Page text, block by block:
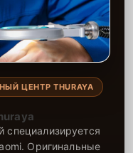
ЦЕНТР THURAYA
Оригинальные